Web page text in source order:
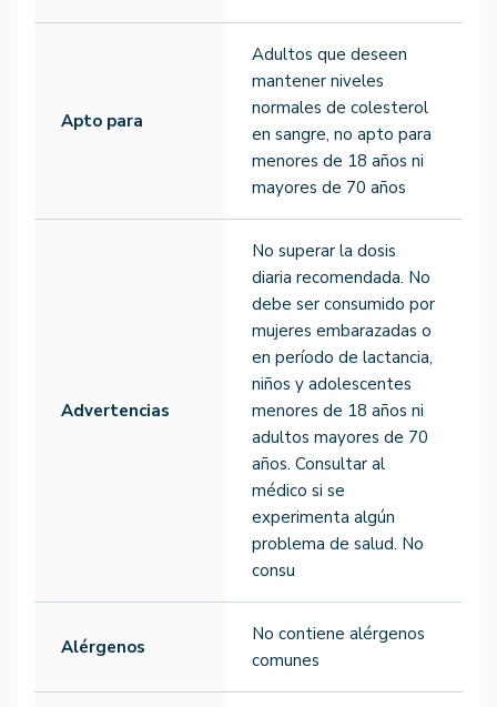
Apto para
Adultos que deseen
mantener niveles
normales de colesterol
en sangre, no apto para
menores de 18 años ni
mayores de 70 años
Advertencias
No superar la dosis
diaria recomendada. No
debe ser consumido por
mujeres embarazadas o
en período de lactancia,
niños y adolescentes
menores de 18 años ni
adultos mayores de 70
años. Consultar al
médico si se
experimenta algún
problema de salud. No
consu
Alérgenos
No contiene alérgenos
comunes